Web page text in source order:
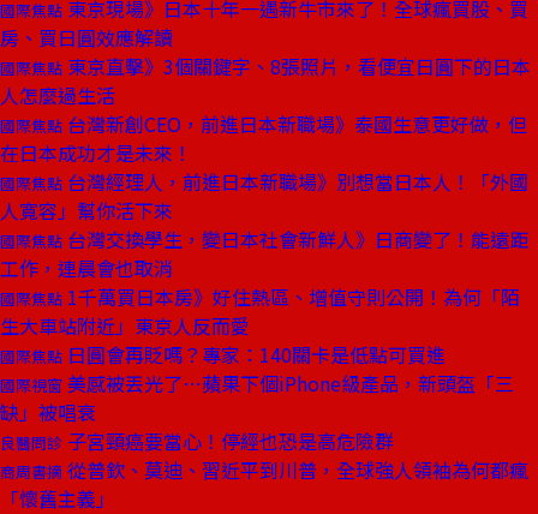
國際焦點 東京現場》日本十年一遇新牛市來了！全球瘋買股、買
房、買日圓效應解讀
國際焦點 東京直擊》3個關鍵字、8張照片，看便宜日圓下的日本
人怎麼過生活
國際焦點 台灣新創CEO，前進日本新職場》泰國生意更好做，但
在日本成功才是未來！
國際焦點 台灣經理人，前進日本新職場》別想當日本人！「外國
人寬容」幫你活下來
國際焦點 台灣交換學生，變日本社會新鮮人》日商變了！能遠距
工作，連晨會也取消
國際焦點 1千萬買日本房》好住熱區、增值守則公開！為何「陌
生大車站附近」東京人反而愛
國際焦點 日圓會再貶嗎？專家：140關卡是低點可買進
國際視窗 美感被丟光了⋯蘋果下個iPhone級產品，新頭盔「三
缺」被唱衰
良醫問診 子宮頸癌要當心！停經也恐是高危險群
商周書摘 從普欽、莫迪、習近平到川普，全球強人領袖為何都瘋
「懷舊主義」